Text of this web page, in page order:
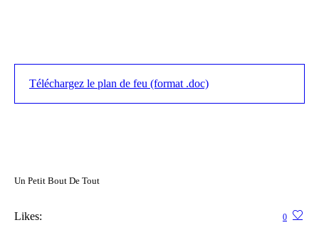
Téléchargez le plan de feu (format .doc)
Un Petit Bout De Tout
Likes: 0